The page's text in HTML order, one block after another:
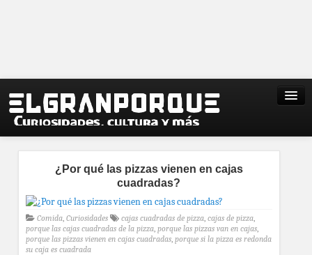
¿Por qué las pizzas vienen en cajas
cuadradas?
Comida, Curiosidades cajas cuadradas de pizza, cajas de pizza,
porque las cajas cuadradas de la pizza, porque las pizzas van en cajas,
porque las pizzas vienen en cajas cuadradas, porque si la pizza es redonda
su caja es cuadrada